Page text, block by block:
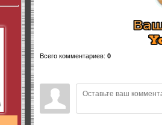
Всего комментариев: 0